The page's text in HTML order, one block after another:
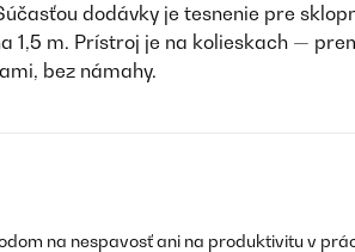
dodávky je tesnenie pre
1,5 m. Prístroj je na kolieskach —
bez námahy.
na nespavosť ani na produktivitu v